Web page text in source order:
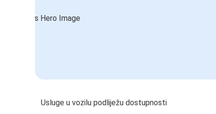
Usluge u vozilu podliježu dostupnosti